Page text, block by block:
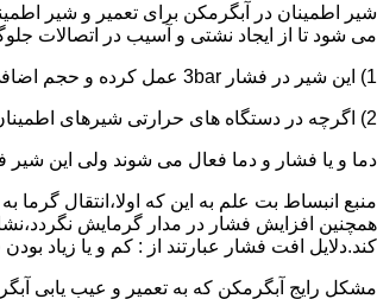
شیر اطمینان در آبگرمکن برای تعمیر و شیر
می شود تا از ایجاد نشتی و آسیب در اتصالات
1) این شیر در فشار 3bar عمل کرده و حجم اضافی آب مدار گرمایش را تخلیه می کند.
2) اگرچه در دستگاه های حرارتی شیرهای اطمینان با افزایش فشار،
دما و یا فشار و دما فعال می شوند ولی این
منبع انبساط بت علم به این که اولا،انتقال
همچنین افزایش فشار در مدار گرمایش
کند.دلایل افت فشار عبارتند از : کم و یا زیاد
مشکل رایج آبگرمکن که به تعمیر و عیب یابی